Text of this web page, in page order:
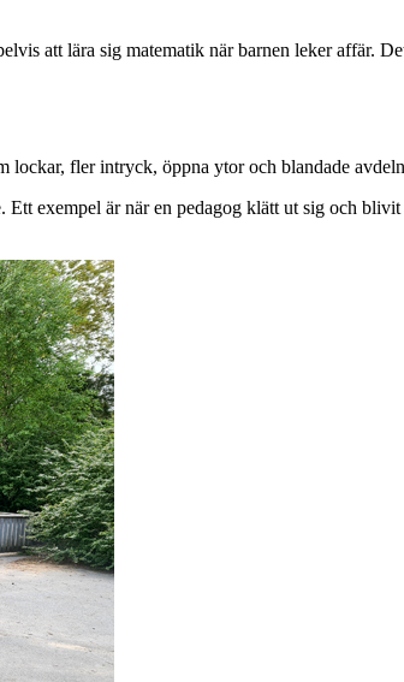
att lära sig matematik när barnen leker affär.
lockar, fler intryck, öppna ytor och blandade
exempel är när en pedagog klätt ut sig och